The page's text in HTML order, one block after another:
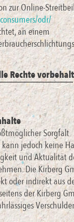
zur Online-
odr/
an einem
Rechte
Sorgfalt
jedoch keine
und Aktualität
Die Kirberg
oder indirekt aus
der Kirberg